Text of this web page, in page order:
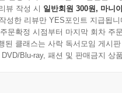
은 도리어 지하철을 이용해
은 「여자가 지하철 할 때」
이 ‘살인자들의 무덤’이라는
뷰 작성 시 일반회원 300원, 마니
성한 리뷰만 YES포인트 지급됩니
문확정 시점부터 마지막 회차 주
된 클래스는 사락 독서모임 게시
Blu-ray, 패션 및 판매금지 상